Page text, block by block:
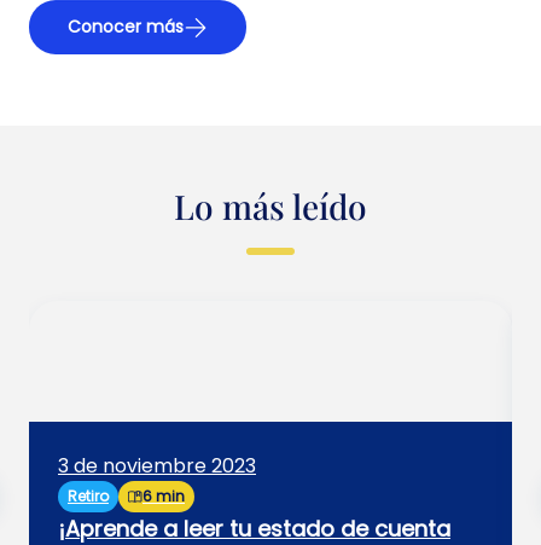
Conocer más
Lo más leído
3 de noviembre 2023
Retiro 6 min
¡Aprende a leer tu estado de cuenta